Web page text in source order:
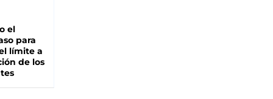
el
para
límite a
de los